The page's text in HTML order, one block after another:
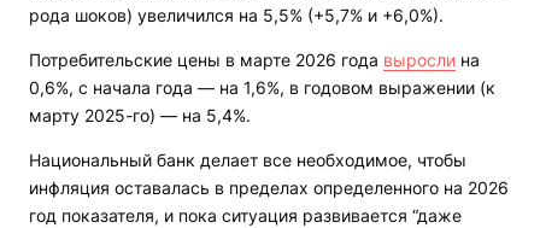
рода шоков) увеличился на 5,5% (+5,7% и +6,0%).
Потребительские цены в марте 2026 года выросли на
0,6%, с начала года — на 1,6%, в годовом выражении (к
марту 2025-го) — на 5,4%.
Национальный банк делает все необходимое, чтобы
инфляция оставалась в пределах определенного на 2026
год показателя, и пока ситуация развивается “даже